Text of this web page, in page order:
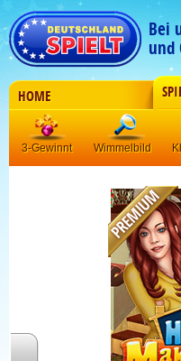
Bei
und
HOME
3-Gewinnt Wimmelbild